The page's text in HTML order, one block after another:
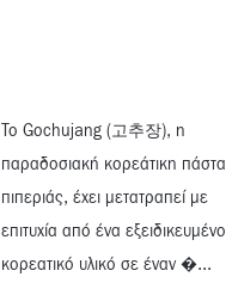
Το Gochujang (고추장), η
παραδοσιακή κορεάτικη πάστα
πιπεριάς, έχει μετατραπεί με
επιτυχία από ένα εξειδικευμένο
κορεατικό υλικό σε έναν �...